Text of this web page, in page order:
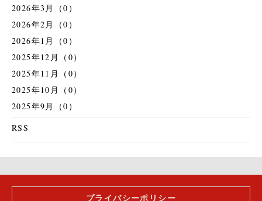
2026年3月（0）
2026年2月（0）
2026年1月（0）
2025年12月（0）
2025年11月（0）
2025年10月（0）
2025年9月（0）
RSS
プライバシーポリシー